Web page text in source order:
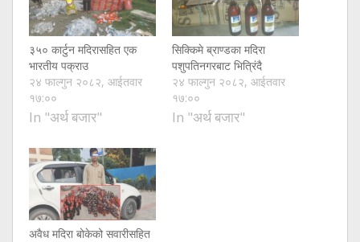
३५० कार्टुन मदिरासहित एक
भारतीय पक्राउ
२४ फाल्गुन २०८२, आईतवार
१७:००
In "अर्थ बजार"
सिक्किमे ब्राण्डका मदिरा
पशुपतिनगरबाट भित्रिंदै
२४ फाल्गुन २०८२, आईतवार
१७:००
In "अर्थ बजार"
अवैध मदिरा बोकेको सवारीसहित